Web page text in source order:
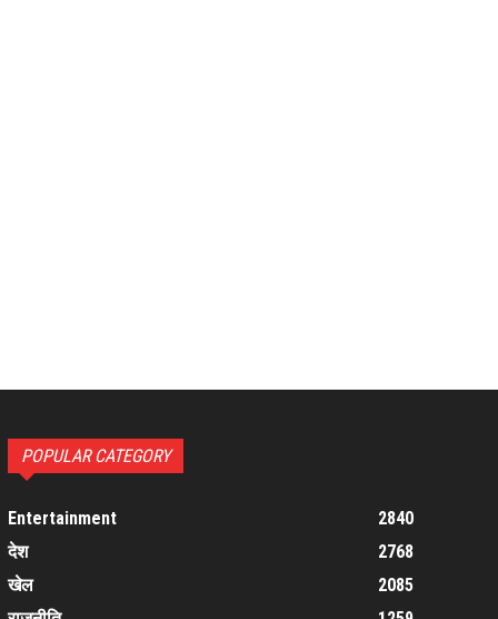
POPULAR CATEGORY
Entertainment
2840
देश
2768
खेल
2085